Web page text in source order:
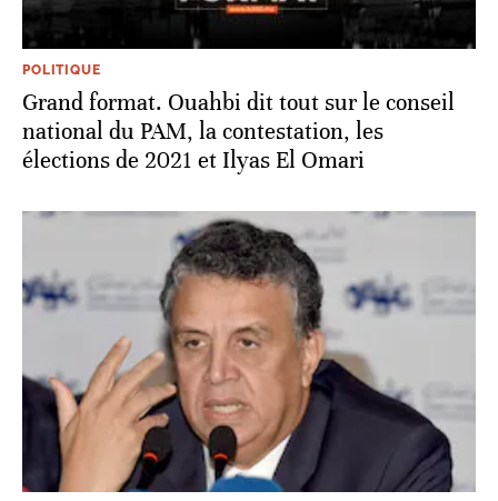
POLITIQUE
Grand format. Ouahbi dit tout sur le conseil
national du PAM, la contestation, les
élections de 2021 et Ilyas El Omari